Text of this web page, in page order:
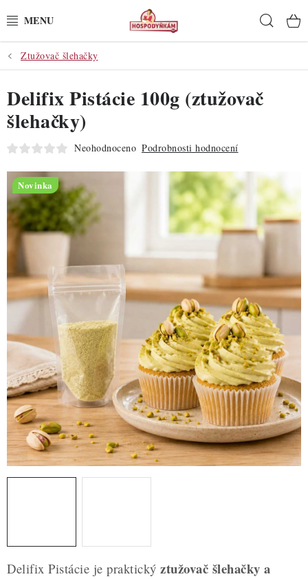
na
POTŘEBY
POMŮCKY
SUROVINY
PRO OSLAVY
DO KUCHYNĚ
POCHUTINY
DÁRKOVÉ POUKAZY
TÉMATICKÉ PRODUKTY
PROFI BALENÍ
NOVÉ ZBOŽÍ
Hodnocení obchodu
Blog
Moje objednávka
Podmínky ochrany osobních údajů
Ztužovač šlehačky
Delifix Pistácie je praktický ztužovač šlehačky a
Delifix Pistácie 100g (ztužovač
šlehačky)
Neohodnoceno Podrobnosti hodnocení
Novinka